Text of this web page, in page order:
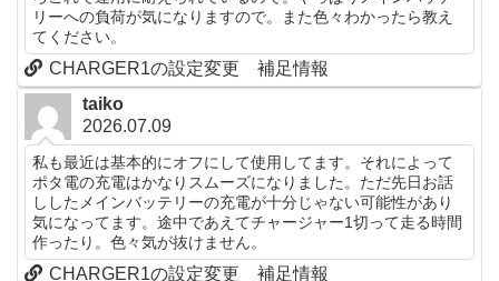
リーへの負荷が気になりますので。また色々わかったら教え
てください。
CHARGER1の設定変更 補足情報
taiko
2026.07.09
私も最近は基本的にオフにして使用してます。それによって
ポタ電の充電はかなりスムーズになりました。ただ先日お話
ししたメインバッテリーの充電が十分じゃない可能性があり
気になってます。途中であえてチャージャー1切って走る時間
作ったり。色々気が抜けません。
CHARGER1の設定変更 補足情報